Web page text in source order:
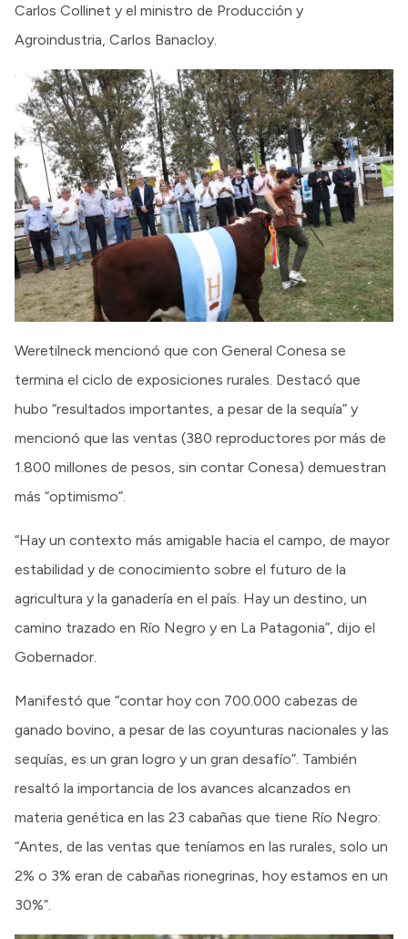
Carlos Collinet y el ministro de Producción y
Agroindustria, Carlos Banacloy.
Weretilneck mencionó que con General Conesa se
termina el ciclo de exposiciones rurales. Destacó que
hubo “resultados importantes, a pesar de la sequía” y
mencionó que las ventas (380 reproductores por más de
1.800 millones de pesos, sin contar Conesa) demuestran
más “optimismo”.
“Hay un contexto más amigable hacia el campo, de mayor
estabilidad y de conocimiento sobre el futuro de la
agricultura y la ganadería en el país. Hay un destino, un
camino trazado en Río Negro y en La Patagonia”, dijo el
Gobernador.
Manifestó que “contar hoy con 700.000 cabezas de
ganado bovino, a pesar de las coyunturas nacionales y las
sequías, es un gran logro y un gran desafío”. También
resaltó la importancia de los avances alcanzados en
materia genética en las 23 cabañas que tiene Río Negro:
“Antes, de las ventas que teníamos en las rurales, solo un
2% o 3% eran de cabañas rionegrinas, hoy estamos en un
30%”.